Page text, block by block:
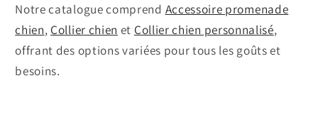
Notre catalogue comprend Accessoire promenade
chien, Collier chien et Collier chien personnalisé,
offrant des options variées pour tous les goûts et
besoins.